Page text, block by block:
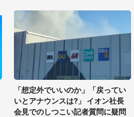
「想定外でいいのか」「戻ってい
いとアナウンスは?」 イオン社長
会見でのしつこい記者質問に疑問